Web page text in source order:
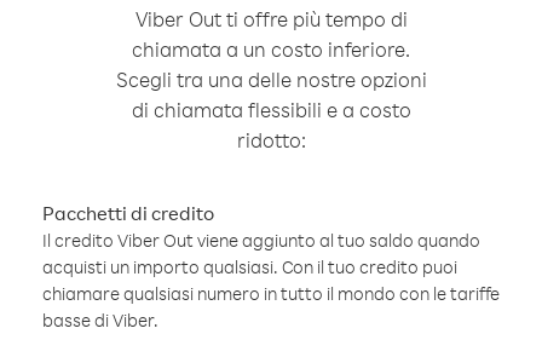
Viber Out ti offre più tempo di
chiamata a un costo inferiore.
Scegli tra una delle nostre opzioni
di chiamata flessibili e a costo
ridotto:
Pacchetti di credito
Il credito Viber Out viene aggiunto al tuo saldo quando
acquisti un importo qualsiasi. Con il tuo credito puoi
chiamare qualsiasi numero in tutto il mondo con le tariffe
basse di Viber.